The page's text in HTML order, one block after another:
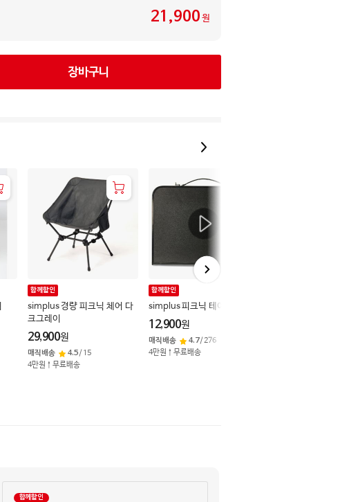
21,900 원
장바구니
simplus 경량 피크닉 체어 다
크그레이
함께할인
29,900원
매직배송 4.5/ 15
4만원↑무료배송
simplus 피크닉 테이블
함께할인
12,900원
매직배송 4.7/276
4만원↑무료배송
함께할인